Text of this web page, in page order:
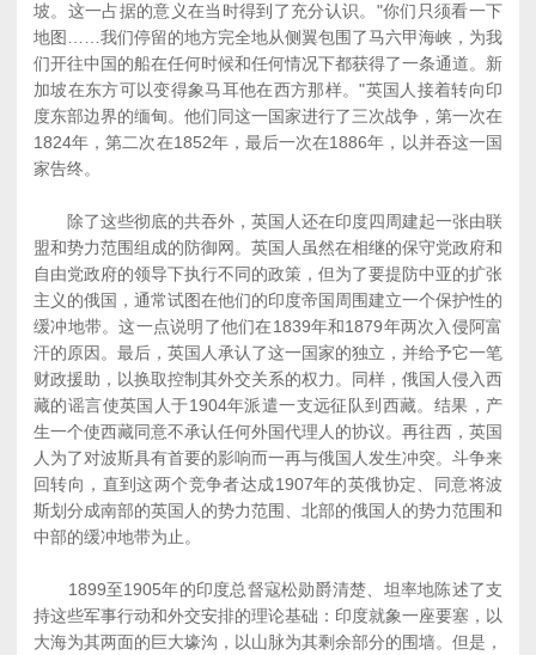
坡。这一占据的意义在当时得到了充分认识。"你们只须看一下
地图……我们停留的地方完全地从侧翼包围了马六甲海峡，为我
们开往中国的船在任何时候和任何情况下都获得了一条通道。新
加坡在东方可以变得象马耳他在西方那样。"英国人接着转向印
度东部边界的缅甸。他们同这一国家进行了三次战争，第一次在
1824年，第二次在1852年，最后一次在1886年，以并吞这一国
家告终。
除了这些彻底的共吞外，英国人还在印度四周建起一张由联
盟和势力范围组成的防御网。英国人虽然在相继的保守党政府和
自由党政府的领导下执行不同的政策，但为了要提防中亚的扩张
主义的俄国，通常试图在他们的印度帝国周围建立一个保护性的
缓冲地带。这一点说明了他们在1839年和1879年两次入侵阿富
汗的原因。最后，英国人承认了这一国家的独立，并给予它一笔
财政援助，以换取控制其外交关系的权力。同样，俄国人侵入西
藏的谣言使英国人于1904年派遣一支远征队到西藏。结果，产
生一个使西藏同意不承认任何外国代理人的协议。再往西，英国
人为了对波斯具有首要的影响而一再与俄国人发生冲突。斗争来
回转向，直到这两个竞争者达成1907年的英俄协定、同意将波
斯划分成南部的英国人的势力范围、北部的俄国人的势力范围和
中部的缓冲地带为止。
1899至1905年的印度总督寇松勋爵清楚、坦率地陈述了支
持这些军事行动和外交安排的理论基础：印度就象一座要塞，以
大海为其两面的巨大壕沟，以山脉为其剩余部分的围墙。但是，